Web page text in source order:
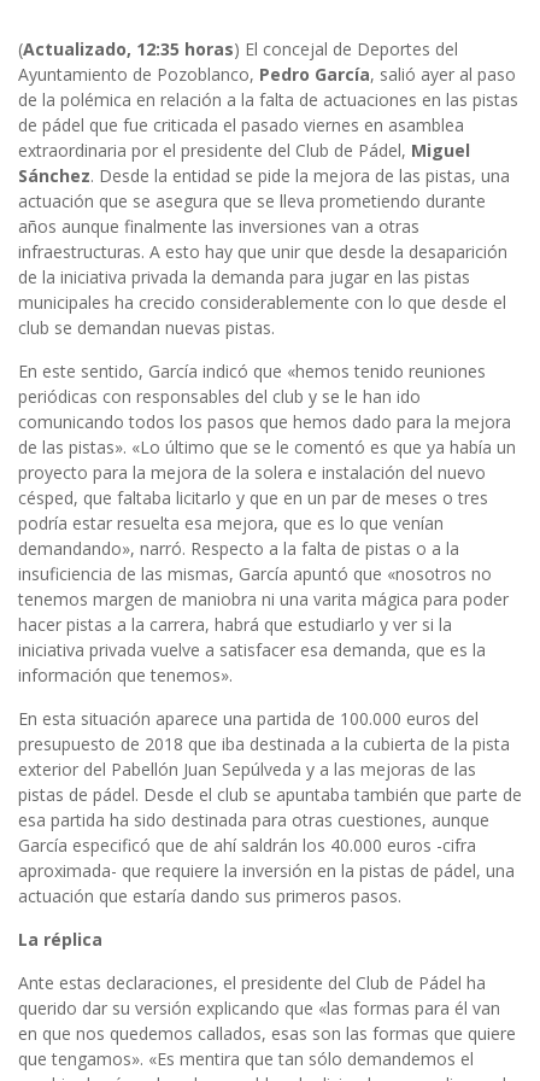
(Actualizado, 12:35 horas) El concejal de Deportes del
Ayuntamiento de Pozoblanco, Pedro García, salió ayer al paso
de la polémica en relación a la falta de actuaciones en las pistas
de pádel que fue criticada el pasado viernes en asamblea
extraordinaria por el presidente del Club de Pádel, Miguel
Sánchez. Desde la entidad se pide la mejora de las pistas, una
actuación que se asegura que se lleva prometiendo durante
años aunque finalmente las inversiones van a otras
infraestructuras. A esto hay que unir que desde la desaparición
de la iniciativa privada la demanda para jugar en las pistas
municipales ha crecido considerablemente con lo que desde el
club se demandan nuevas pistas.
En este sentido, García indicó que «hemos tenido reuniones
periódicas con responsables del club y se le han ido
comunicando todos los pasos que hemos dado para la mejora
de las pistas». «Lo último que se le comentó es que ya había un
proyecto para la mejora de la solera e instalación del nuevo
césped, que faltaba licitarlo y que en un par de meses o tres
podría estar resuelta esa mejora, que es lo que venían
demandando», narró. Respecto a la falta de pistas o a la
insuficiencia de las mismas, García apuntó que «nosotros no
tenemos margen de maniobra ni una varita mágica para poder
hacer pistas a la carrera, habrá que estudiarlo y ver si la
iniciativa privada vuelve a satisfacer esa demanda, que es la
información que tenemos».
En esta situación aparece una partida de 100.000 euros del
presupuesto de 2018 que iba destinada a la cubierta de la pista
exterior del Pabellón Juan Sepúlveda y a las mejoras de las
pistas de pádel. Desde el club se apuntaba también que parte de
esa partida ha sido destinada para otras cuestiones, aunque
García especificó que de ahí saldrán los 40.000 euros -cifra
aproximada- que requiere la inversión en la pistas de pádel, una
actuación que estaría dando sus primeros pasos.
La réplica
Ante estas declaraciones, el presidente del Club de Pádel ha
querido dar su versión explicando que «las formas para él van
en que nos quedemos callados, esas son las formas que quiere
que tengamos». «Es mentira que tan sólo demandemos el